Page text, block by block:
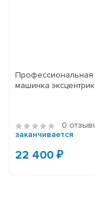
машинка
0
заканчивается
22 400 ₽